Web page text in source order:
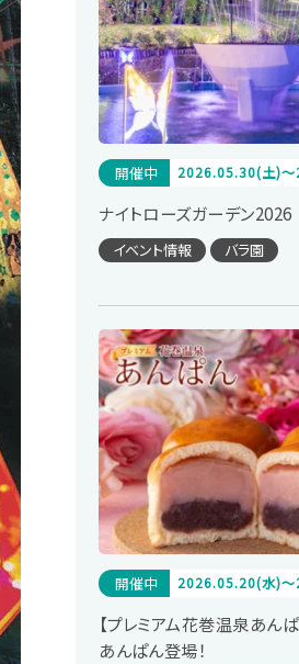
開催中 2026.05.30(土)
ナイトローズガーデン2026
イベント情報 バラ園
開催中 2026.05.20(水)
【プレミアム花巻温泉あん
あんぱん登場！